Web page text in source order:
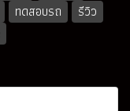
ทดสอบรถ
รีวิว